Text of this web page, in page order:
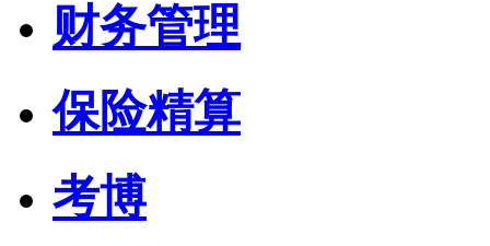
财务管理
保险精算
考博